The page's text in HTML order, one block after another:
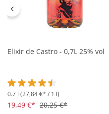
Elixir de Castro - 0,7L 25% vol
Durchschnittliche Bewertung
0.7 l (27,84 €* / 1 l)
19,49 €* 20,25 €*